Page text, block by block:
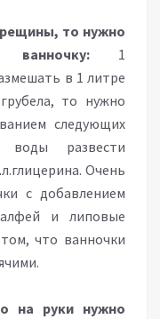
то нужно
ванночку: 1
в 1 литре
то нужно
следующих
развести
Очень
с добавлением
и липовые
что ванночки
на руки нужно